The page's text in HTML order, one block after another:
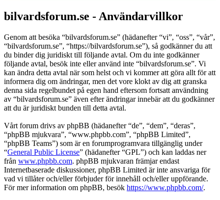
bilvardsforum.se - Användarvillkor
Genom att besöka “bilvardsforum.se” (hädanefter “vi”, “oss”, “vår”,
“bilvardsforum.se”, “https://bilvardsforum.se”), så godkänner du att
du binder dig juridiskt till följande avtal. Om du inte godkänner
följande avtal, besök inte eller använd inte “bilvardsforum.se”. Vi
kan ändra detta avtal när som helst och vi kommer att göra allt för att
informera dig om ändringar, men det vore klokt av dig att granska
denna sida regelbundet på egen hand eftersom fortsatt användning
av “bilvardsforum.se” även efter ändringar innebär att du godkänner
att du är juridiskt bunden till detta avtal.
Vårt forum drivs av phpBB (hädanefter “de”, “dem”, “deras”,
“phpBB mjukvara”, “www.phpbb.com”, “phpBB Limited”,
“phpBB Teams”) som är en forumprogramvara tillgänglig under
“General Public License” (hädanefter “GPL”) och kan laddas ner
från www.phpbb.com. phpBB mjukvaran främjar endast
Internetbaserade diskussioner, phpBB Limited är inte ansvariga för
vad vi tillåter och/eller förbjuder för innehåll och/eller uppförande.
För mer information om phpBB, besök https://www.phpbb.com/.